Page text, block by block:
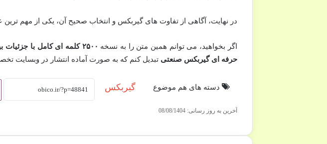
در نهایت، آگاهی از تفاوت های گیربکس و انتخاب صحیح آن، یکی از مهم
اگر بخواهید، می توانم همین متن را به نسخه
۲۵۰۰ کلمه ای کامل با
حرفه ای گیربکس صنعتی تبدیل کنم که به صورت آماده انتشار در وبسایت
دسته های هم موضوع گیربکس
آخرین به روز رسانی: 08/08/1404